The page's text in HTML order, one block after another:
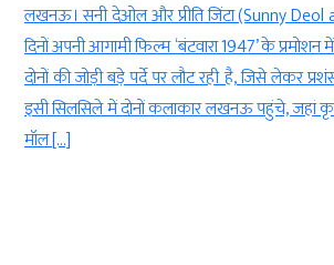
प्रीति जिंटा (Sunny Deol and Preity Zinta) इन
‘बंटवारा 1947’ के प्रमोशन में व्यस्त हैं। लंबे समय बाद
पर लौट रही है, जिसे लेकर प्रशंसकों में काफी उत्साह है।
कलाकार लखनऊ पहुंचे, जहां कृष्णा नगर स्थित फीनिक्स